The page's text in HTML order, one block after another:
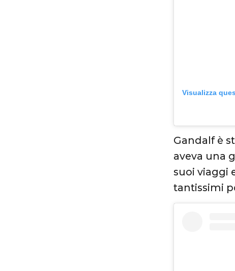
Visualizza
Gandalf è
aveva una
suoi viaggi
tantissimi